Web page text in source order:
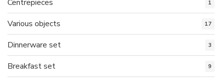
Centrepieces 1
Various objects 17
Dinnerware set 3
Breakfast set 9